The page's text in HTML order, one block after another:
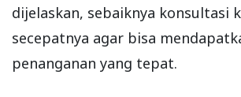
dijelaskan, sebaiknya konsultasi
secepatnya agar bisa
penanganan yang tepat.